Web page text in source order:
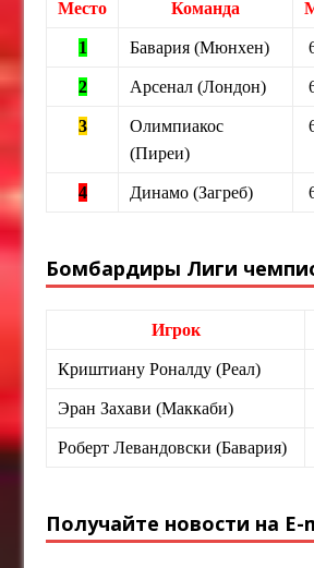
Место Команда
1 Бавария (Мюнхен)
2 Арсенал (Лондон)
3
Олимпиакос
(Пиреи)
4 Динамо (Загреб)
Бомбардиры Лиги
Игрок
Криштиану Роналду (Реал)
Эран Захави (Маккаби)
Роберт Левандовски (Бавария)
Получайте новости на E-